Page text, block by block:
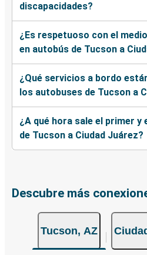
discapacidades?
¿Es respetuoso con el
en autobús de Tucson a
¿Qué servicios a bordo
los autobuses de Tucson a
¿A qué hora sale el primer
de Tucson a Ciudad Juárez?
Descubre más
Tucson, AZ